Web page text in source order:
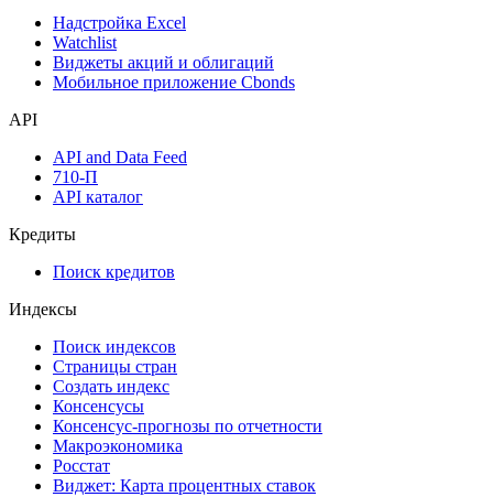
Надстройка Excel
Watchlist
Виджеты акций и облигаций
Мобильное приложение Cbonds
API
API and Data Feed
710-П
API каталог
Кредиты
Поиск кредитов
Индексы
Поиск индексов
Страницы стран
Создать индекс
Консенсусы
Консенсус-прогнозы по отчетности
Макроэкономика
Росстат
Виджет: Карта процентных ставок